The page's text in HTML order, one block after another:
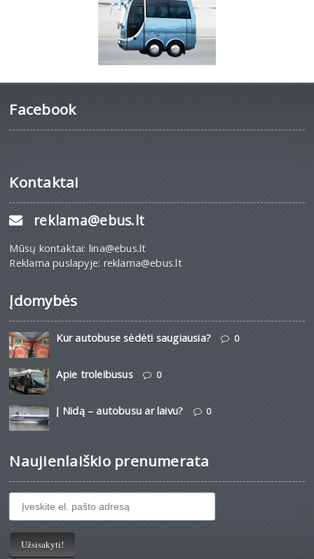
Facebook
Kontaktai
reklama@ebus.lt
Mūsų kontaktai: lina@ebus.lt
Reklama puslapyje: reklama@ebus.lt
Įdomybės
Kur autobuse sėdėti saugiausia? 0
Apie troleibusus 0
Į Nidą – autobusu ar laivu? 0
Naujienlaiškio prenumerata